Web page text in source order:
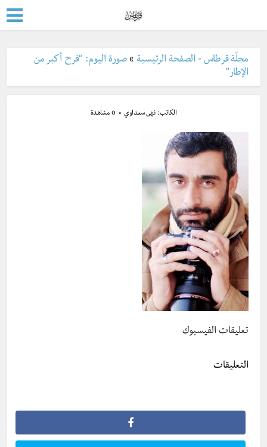
مجلّة قرطاس - الصفحة الرئيسية »صورة اليوم: “فرح أكبر من
الإطار”
الكاتب:نهى سعداوي 0 مشاهدة
تعليقات الفيسبوك
التعليقات